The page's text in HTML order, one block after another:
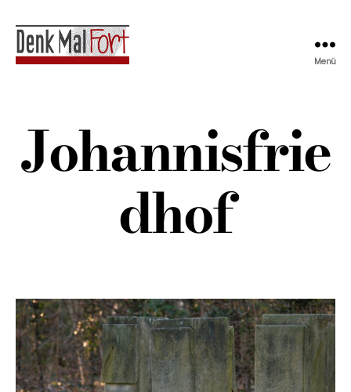
Menü
Johannisfrie
dhof